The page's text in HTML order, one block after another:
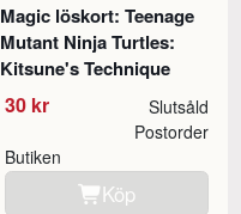
Magic löskort: Teenage
Mutant Ninja Turtles:
Kitsune's Technique
30 kr Slutsåld
Butiken
Postorder
Köp